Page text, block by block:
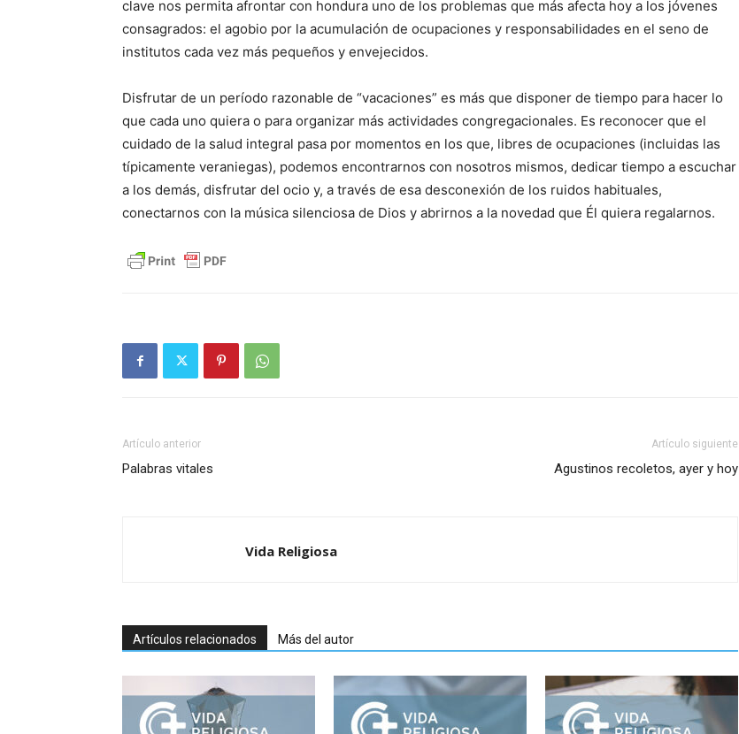
clave nos permita afrontar con hondura uno de los problemas que más afecta hoy a los jóvenes
consagrados: el agobio por la acumulación de ocupaciones y responsabilidades en el seno de
institutos cada vez más pequeños y envejecidos.
Disfrutar de un período razonable de “vacaciones” es más que disponer de tiempo para hacer lo
que cada uno quiera o para organizar más actividades congregacionales. Es reconocer que el
cuidado de la salud integral pasa por momentos en los que, libres de ocupaciones (incluidas las
típicamente veraniegas), podemos encontrarnos con nosotros mismos, dedicar tiempo a escuchar
a los demás, disfrutar del ocio y, a través de esa desconexión de los ruidos habituales,
conectarnos con la música silenciosa de Dios y abrirnos a la novedad que Él quiera regalarnos.
Artículo anterior
Palabras vitales
Artículo siguiente
Agustinos recoletos, ayer y hoy
Vida Religiosa
Artículos relacionados Más del autor